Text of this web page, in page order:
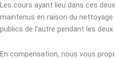
Les cours ayant lieu dans ces
maintenus en raison du nettoyage
publics de l’autre pendant les
En compensation, nous vous